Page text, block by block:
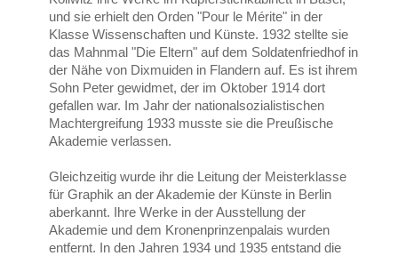
und sie erhielt den Orden "Pour le Mérite" in der
Klasse Wissenschaften und Künste. 1932 stellte sie
das Mahnmal "Die Eltern" auf dem Soldatenfriedhof in
der Nähe von Dixmuiden in Flandern auf. Es ist ihrem
Sohn Peter gewidmet, der im Oktober 1914 dort
gefallen war. Im Jahr der nationalsozialistischen
Machtergreifung 1933 musste sie die Preußische
Akademie verlassen.
Gleichzeitig wurde ihr die Leitung der Meisterklasse
für Graphik an der Akademie der Künste in Berlin
aberkannt. Ihre Werke in der Ausstellung der
Akademie und dem Kronenprinzenpalais wurden
entfernt. In den Jahren 1934 und 1935 entstand die